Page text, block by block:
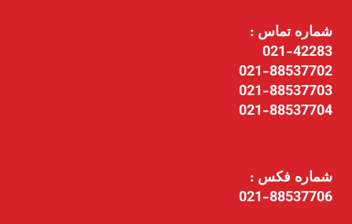
شماره تماس :
021-42283
021-88537702
021-88537703
021-88537704
شماره فکس :
021-88537706